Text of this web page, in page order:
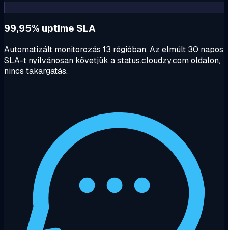
99,95% uptime SLA
Automatizált monitorozás 13 régióban. Az elmúlt 30 napos
SLA-t nyilvánosan követjük a status.cloudzy.com oldalon,
nincs takargatás.